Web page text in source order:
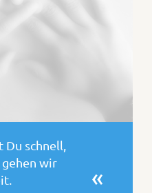
schnell,
gehen wir